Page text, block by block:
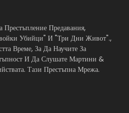
Предавания,
Убийци" И "Три Дни Живот".,
Време, За Да Научите За
И Да Слушате Мартини &
Тази Престъпна Мрежа.